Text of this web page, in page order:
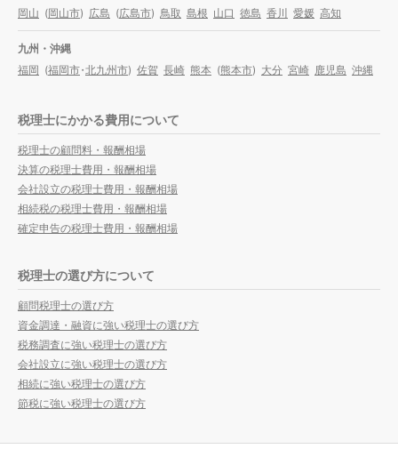
岡山 (岡山市) 広島 (広島市) 鳥取 島根 山口 徳島 香川 愛媛 高知
九州・沖縄
福岡 (福岡市・北九州市) 佐賀 長崎 熊本 (熊本市) 大分 宮崎 鹿児島 沖縄
税理士にかかる費用について
税理士の顧問料・報酬相場
決算の税理士費用・報酬相場
会社設立の税理士費用・報酬相場
相続税の税理士費用・報酬相場
確定申告の税理士費用・報酬相場
税理士の選び方について
顧問税理士の選び方
資金調達・融資に強い税理士の選び方
税務調査に強い税理士の選び方
会社設立に強い税理士の選び方
相続に強い税理士の選び方
節税に強い税理士の選び方